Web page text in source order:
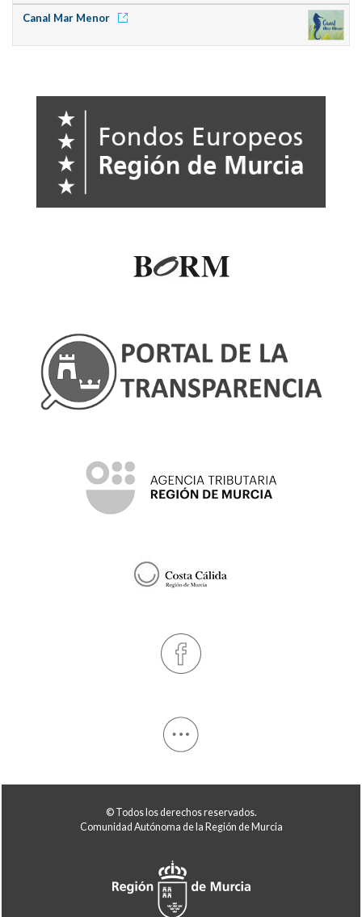
Canal Mar Menor
© Todos los derechos reservados.
Comunidad Autónoma de la Región de Murcia